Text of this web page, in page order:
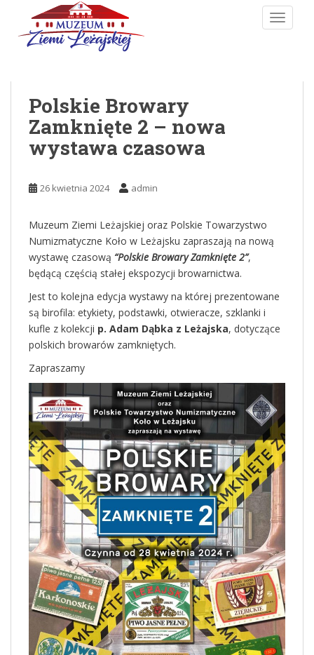
Skip to main content
Polskie Browary
Zamknięte 2 – nowa
wystawa czasowa
26 kwietnia 2024 admin
Muzeum Ziemi Leżajskiej oraz Polskie Towarzystwo
Numizmatyczne Koło w Leżajsku zapraszają na nową
wystawę czasową “Polskie Browary Zamknięte 2”,
będącą częścią stałej ekspozycji browarnictwa.
Jest to kolejna edycja wystawy na której prezentowane
są birofila: etykiety, podstawki, otwieracze, szklanki i
kufle z kolekcji p. Adam Dąbka z Leżajska, dotyczące
polskich browarów zamkniętych.
Zapraszamy